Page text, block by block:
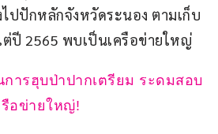
ปปักหลักจังหวัดระนอง ตามเก็บ
ปี 2565 พบเป็นเครือข่ายใหญ่
ารฮุบป่าปากเตรียม ระดมสอบ
อข่ายใหญ่!